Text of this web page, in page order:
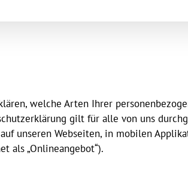
welche Arten Ihrer
gilt für alle von uns
unseren Webseiten, in mobilen
als „Onlineangebot“).